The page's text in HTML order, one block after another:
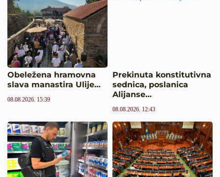
Obeležena hramovna
slava manastira Ulije…
08.08.2026. 15:39
Prekinuta konstitutivna
sednica, poslanica
Alijanse…
08.08.2026. 12:43